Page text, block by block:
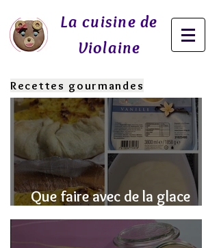
La cuisine de
Violaine
Recettes gourmandes
Que faire avec de la glace
fondue? J'ai la SOLUTION!